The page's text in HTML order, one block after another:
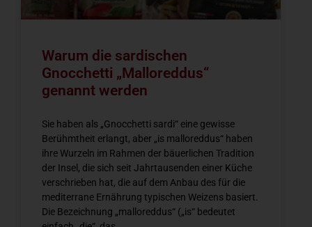
Warum die sardischen
Gnocchetti „Malloreddus“
genannt werden
Sie haben als „Gnocchetti sardi“ eine gewisse
Berühmtheit erlangt, aber „is malloreddus“ haben
ihre Wurzeln im Rahmen der bäuerlichen Tradition
der Insel, die sich seit Jahrtausenden einer Küche
verschrieben hat, die auf dem Anbau des für die
mediterrane Ernährung typischen Weizens basiert.
Die Bezeichnung „malloreddus“ („is“ bedeutet